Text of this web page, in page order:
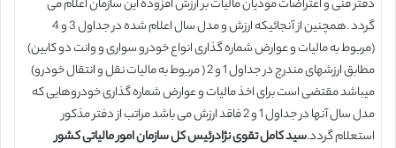
دفتر فنی و اعتراضات مودیان مالیات بر ارزش افزوده این سازمان اعلام می
گردد .همچنین از آنجائی­که ارزش و مدل سال اعلام شده در جداول 3 و 4
(مربوط به مالیات و عوارض شماره گذاری انواع خودرو سواری و وانت دو کابین)
مطابق ارزش­های مندرج در جداول 1 و 2 ( مربوط به مالیات نقل و انتقال خودرو)
می­باشد مقتضی است برای اخذ مالیات و عوارض شماره گذاری خودروهایی که
مدل سال آنها در جداول 1 و 2 فاقد ارزش می باشد مراتب از دفتر مذکور
استعلام گردد.سید کامل تقوی نژادرئیس کل سازمان امور مالیاتی کشور